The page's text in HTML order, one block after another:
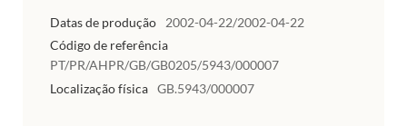
Datas de produção
2002-04-22/2002-04-22
Código de referência
PT/PR/AHPR/GB/GB0205/5943/000007
Localização física GB.5943/000007